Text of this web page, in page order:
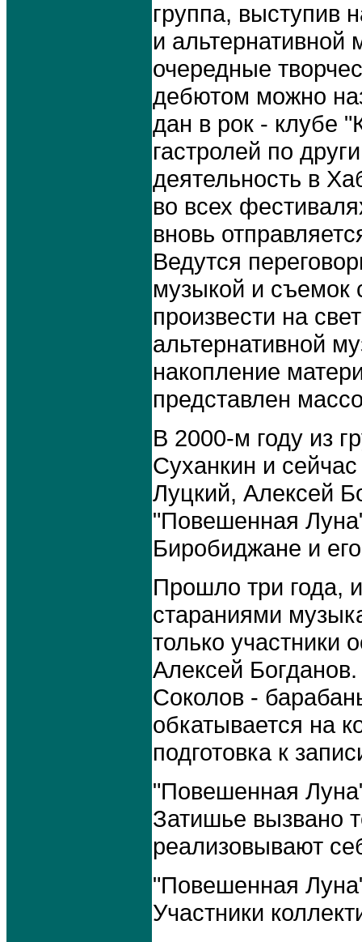
группа, выступив
и альтернативной
очередные
дебютом можно
дан в рок - клубе
гастролей по
деятельность в
во всех
вновь
Ведутся
музыкой и съемок
произвести на
альтернативной
накопление
представлен
В 2000-м году из
Суханкин и
Луцкий, Алексей
"Повешенная
Биробиджане и
Прошло три года,
стараниями
только участники
Алексей
Соколов -
обкатывается на
подготовка к
"Повешенная
Затишье вызвано
реализовывают
"Повешенная
Участники